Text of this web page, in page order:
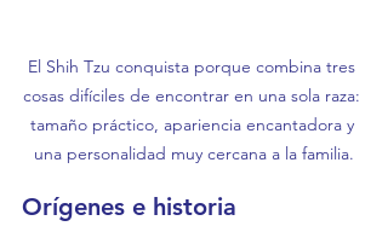
El Shih Tzu conquista porque combina tres
cosas difíciles de encontrar en una sola raza:
tamaño práctico, apariencia encantadora y
una personalidad muy cercana a la familia.
Orígenes e historia